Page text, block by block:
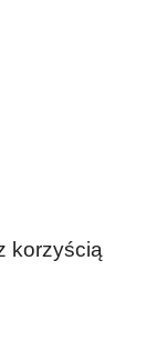
korzyścią